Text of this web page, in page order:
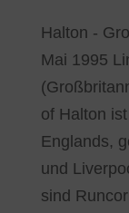
Halton -
Mai 1995
of Halton
Englands,
und
sind